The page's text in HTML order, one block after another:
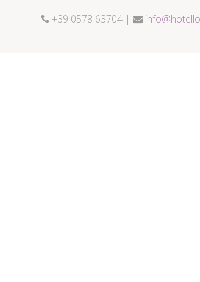
+39 0578 63704 |